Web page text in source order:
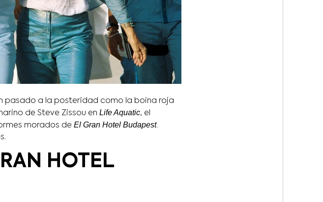
pasado a la posteridad como la boina roja
de Steve Zissou en Life Aquatic, el
morados de El Gran Hotel Budapest.
HOTEL